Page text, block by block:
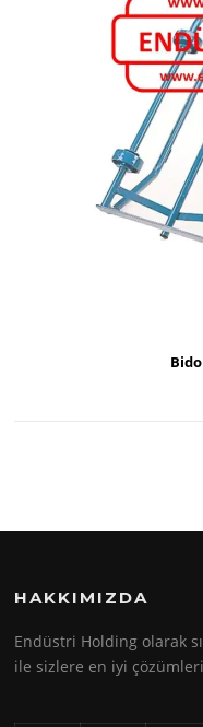
HAKKIMIZDA
Endüstri Holding olarak
ile sizlere en iyi